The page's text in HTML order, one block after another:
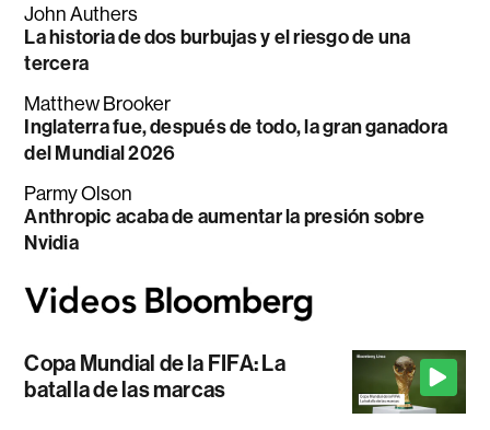
John Authers
La historia de dos burbujas y el riesgo de una
tercera
Matthew Brooker
Inglaterra fue, después de todo, la gran ganadora
del Mundial 2026
Parmy Olson
Anthropic acaba de aumentar la presión sobre
Nvidia
Copa Mundial de la FIFA: La
batalla de las marcas